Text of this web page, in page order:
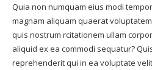
Quia non numquam eius modi
magnam aliquam quaerat
quis nostrum rcitationem ullam
aliquid ex ea commodi sequatur?
reprehenderit qui in ea voluptate